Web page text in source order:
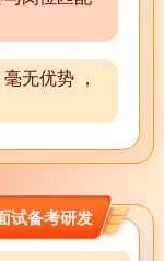
无优势 ，
试备考研发